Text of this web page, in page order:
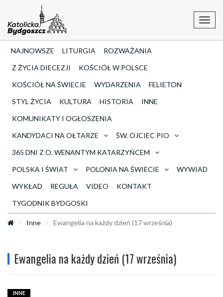
NAJNOWSZE LITURGIA
ROZWAŻANIA
Z ŻYCIA DIECEZJI
KOŚCIÓŁ W POLSCE
KOŚCIÓŁ NA ŚWIECIE
WYDARZENIA
FELIETON
STYL ŻYCIA
KULTURA HISTORIA
INNE
KOMUNIKATY I OGŁOSZENIA
KANDYDACI NA OŁTARZE
ŚW. OJCIEC PIO
365 DNI Z O. WENANTYM KATARZYŃCEM
POLSKA I ŚWIAT
POLONIA NA ŚWIECIE
WYWIAD
WYKŁAD
REGUŁA VIDEO
KONTAKT
TYGODNIK BYDGOSKI
Inne Ewangelia na każdy dzień (17 września)
Ewangelia na każdy dzień (17 września)
INNE